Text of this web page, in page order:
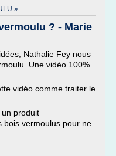
»
? - Marie
Nathalie Fey nous
Une vidéo 100%
vidéo comme traiter le
produit
bois vermoulus pour ne